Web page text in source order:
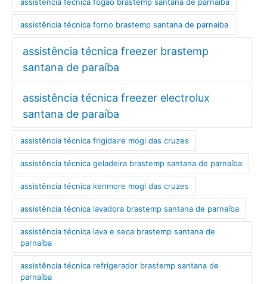
assistência técnica forno brastemp santana de parnaíba
assistência técnica freezer brastemp
santana de paraíba
assistência técnica freezer electrolux
santana de paraíba
assistência técnica frigidaire mogi das cruzes
assistência técnica geladeira brastemp santana de parnaíba
assistência técnica kenmore mogi das cruzes
assistência técnica lavadora brastemp santana de parnaíba
assistência técnica lava e seca brastemp santana de
parnaíba
assistência técnica refrigerador brastemp santana de
parnaíba